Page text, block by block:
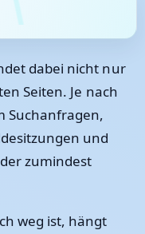
dabei nicht nur
Seiten. Je nach
Suchanfragen,
und
zumindest
weg ist, hängt